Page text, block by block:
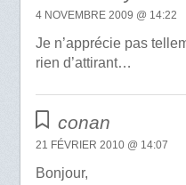
4 NOVEMBRE 2009 @ 14:22
Je n’apprécie pas
rien d’attirant…
conan
21 FÉVRIER 2010 @ 14:07
Bonjour,